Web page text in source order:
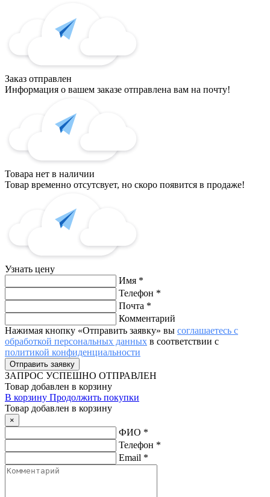
Заказ отправлен
Информация о вашем заказе отправлена вам на почту!
Товара нет в наличии
Товар временно отсутсвует, но скоро появится в продаже!
Узнать цену
Имя *
Телефон *
Почта *
Комментарий
Нажимая кнопку «Отправить заявку» вы соглашаетесь с
обработкой персональных данных в соответствии с
политикой конфиденциальности
ЗАПРОС УСПЕШНО ОТПРАВЛЕН
Товар добавлен в корзину
В корзину Продолжить покупки
Товар добавлен в корзину
×
ФИО *
Телефон *
Email *